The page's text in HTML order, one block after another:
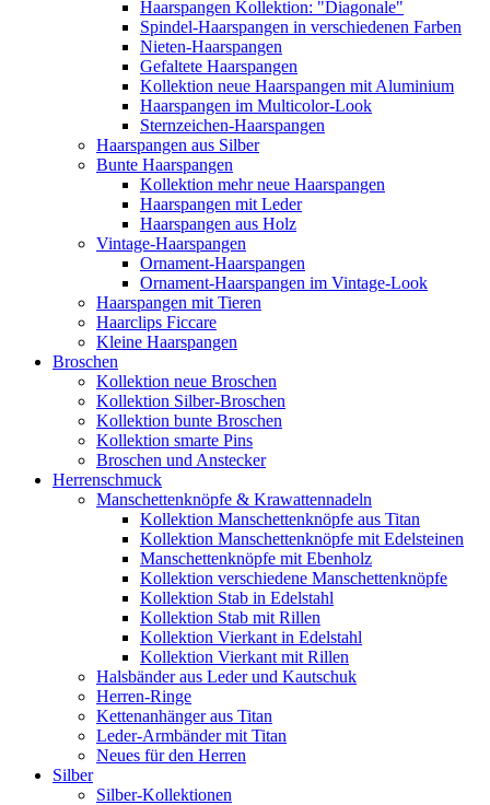
Haarspangen Kollektion: "Diagonale"
Spindel-Haarspangen in verschiedenen Farben
Nieten-Haarspangen
Gefaltete Haarspangen
Kollektion neue Haarspangen mit Aluminium
Haarspangen im Multicolor-Look
Sternzeichen-Haarspangen
Haarspangen aus Silber
Bunte Haarspangen
Kollektion mehr neue Haarspangen
Haarspangen mit Leder
Haarspangen aus Holz
Vintage-Haarspangen
Ornament-Haarspangen
Ornament-Haarspangen im Vintage-Look
Haarspangen mit Tieren
Haarclips Ficcare
Kleine Haarspangen
Broschen
Kollektion neue Broschen
Kollektion Silber-Broschen
Kollektion bunte Broschen
Kollektion smarte Pins
Broschen und Anstecker
Herrenschmuck
Manschettenknöpfe & Krawattennadeln
Kollektion Manschettenknöpfe aus Titan
Kollektion Manschettenknöpfe mit Edelsteinen
Manschettenknöpfe mit Ebenholz
Kollektion verschiedene Manschettenknöpfe
Kollektion Stab in Edelstahl
Kollektion Stab mit Rillen
Kollektion Vierkant in Edelstahl
Kollektion Vierkant mit Rillen
Halsbänder aus Leder und Kautschuk
Herren-Ringe
Kettenanhänger aus Titan
Leder-Armbänder mit Titan
Neues für den Herren
Silber
Silber-Kollektionen